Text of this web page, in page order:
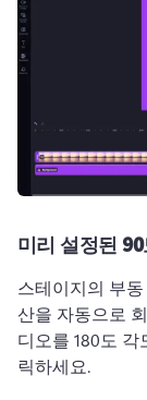
미리 설정된
스테이지의 부
산을 자동으로
디오를 180도
릭하세요.